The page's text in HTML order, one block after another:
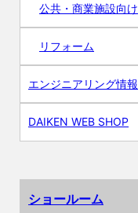
公共・商業施設向け
リフォーム
エンジニアリング情報
DAIKEN WEB SHOP
ショールーム